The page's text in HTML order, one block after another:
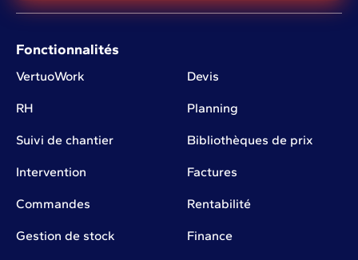
Fonctionnalités
VertuoWork Devis
RH Planning
Suivi de chantier Bibliothèques de prix
Intervention Factures
Commandes Rentabilité
Gestion de stock Finance